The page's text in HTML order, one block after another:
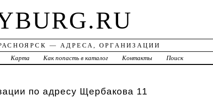
— АДРЕСА, ОРГАНИЗАЦИИ
Карта Как попасть в каталог Контакты Поиск
по адресу Щербакова 11